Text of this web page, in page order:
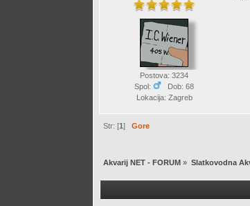
Postova: 3234
Spol:
Dob: 68
Lokacija: Zagreb
Str: [1] Gore
Akvarij NET - FORUM » Slatkovodna